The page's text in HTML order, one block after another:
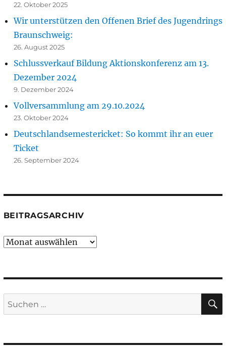
22. Oktober 2025
Wir unterstützen den Offenen Brief des Jugendrings
Braunschweig:
26. August 2025
Schlussverkauf Bildung Aktionskonferenz am 13.
Dezember 2024
9. Dezember 2024
Vollversammlung am 29.10.2024
23. Oktober 2024
Deutschlandsemestericket: So kommt ihr an euer
Ticket
26. September 2024
BEITRAGSARCHIV
Beitragsarchiv
Suchen
nach: